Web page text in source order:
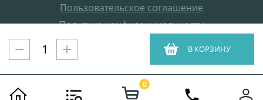
В КОРЗИНУ
Пользовательское соглашение
Политика конфиденциальности
Все права защищены
ProffElectro.ru © 2021
0